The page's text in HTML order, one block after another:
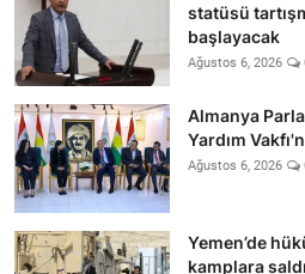
statüsü
başlayacak
Ağustos 6, 2026
Almanya
Yardım
Ağustos 6, 2026
Yemen’de
kamplara